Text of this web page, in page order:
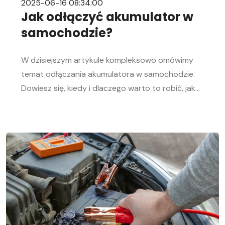
2025-06-16 08:34:00
Jak odłączyć akumulator w
samochodzie?
W dzisiejszym artykule kompleksowo omówimy
temat odłączania akumulatora w samochodzie.
Dowiesz się, kiedy i dlaczego warto to robić, jak
pomoże Ci sprawnie przeprowadzić tę czynność,
niezależnie od Twojego doświadczenia w
mechanice samochodowej. Objawy
rozładowanego akumulatora Rozładowanie
akumulatora w aucie to problem, którego żaden
kierowca […]